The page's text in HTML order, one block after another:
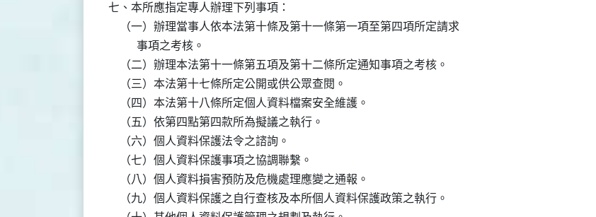
七、本所應指定專人辦理下列事項：
    （一）辦理當事人依本法第十條及第十一條第一項至第四項所定請求
          事項之考核。
    （二）辦理本法第十一條第五項及第十二條所定通知事項之考核。
    （三）本法第十七條所定公開或供公眾查閱。
    （四）本法第十八條所定個人資料檔案安全維護。
    （五）依第四點第四款所為擬議之執行。
    （六）個人資料保護法令之諮詢。
    （七）個人資料保護事項之協調聯繫。
    （八）個人資料損害預防及危機處理應變之通報。
    （九）個人資料保護之自行查核及本所個人資料保護政策之執行。